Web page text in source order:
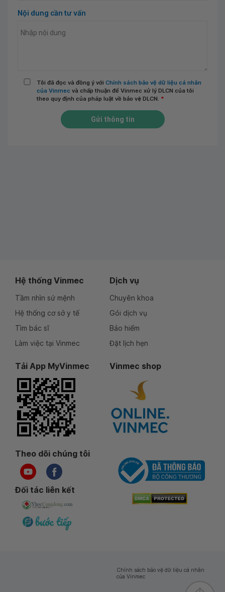
Nội dung cần tư vấn
Tôi đã đọc và đồng ý với Chính sách bảo vệ dữ liệu cá nhân
của Vinmec và chấp thuận để Vinmec xử lý DLCN của tôi
theo quy định của pháp luật về bảo vệ DLCN. *
Gửi thông tin
Hệ thống Vinmec
Tầm nhìn sứ mệnh
Hệ thống cơ sở y tế
Tìm bác sĩ
Làm việc tại Vinmec
Dịch vụ
Chuyên khoa
Gói dịch vụ
Bảo hiểm
Đặt lịch hẹn
Tải App MyVinmec Vinmec shop
Theo dõi chúng tôi
Đối tác liên kết
Chính sách bảo vệ dữ liệu cá nhân
của Vinmec